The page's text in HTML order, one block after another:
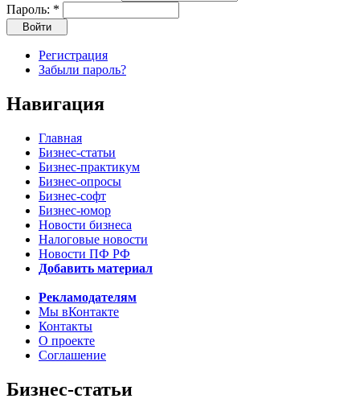
Пароль: *
Регистрация
Забыли пароль?
Навигация
Главная
Бизнес-статьи
Бизнес-практикум
Бизнес-опросы
Бизнес-софт
Бизнес-юмор
Новости бизнеса
Налоговые новости
Новости ПФ РФ
Добавить материал
Рекламодателям
Мы вКонтакте
Контакты
О проекте
Соглашение
Бизнес-статьи